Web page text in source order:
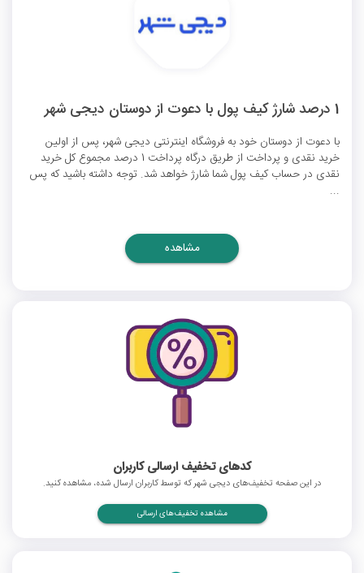
1 درصد شارژ کیف پول با دعوت از دوستان دیجی شهر
با دعوت از دوستان خود به فروشگاه اینترنتی دیجی شهر، پس از اولین
خرید نقدی و پرداخت از طریق درگاه پرداخت 1 درصد مجموع کل خرید
نقدی در حساب کیف پول شما شارژ خواهد شد. توجه داشته باشید که پس
...
مشاهده
کدهای تخفیف ارسالی کاربران
در این صفحه تخفیف‌های دیجی شهر که توسط کاربران ارسال شده، مشاهده کنید.
مشاهده تخفیف‌های ارسالی